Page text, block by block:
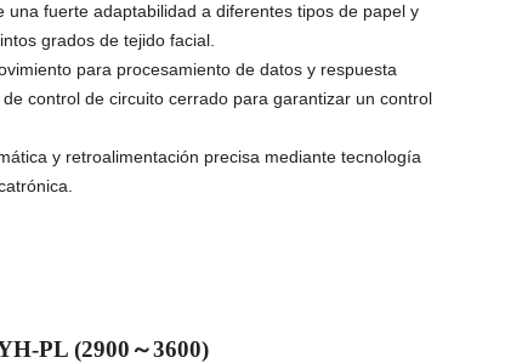
una fuerte adaptabilidad a diferentes tipos de papel y
grados de tejido facial.
para procesamiento de datos y respuesta
control de circuito cerrado para garantizar un control
y retroalimentación precisa mediante tecnología
PL (2900 ～3600)